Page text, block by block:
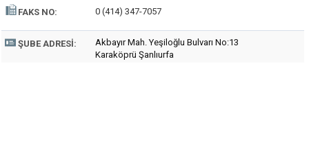
FAKS NO: 0 (414) 347-7057
ŞUBE ADRESI:
Akbayır Mah. Yeşiloğlu Bulvarı No:13
Karaköprü Şanlıurfa